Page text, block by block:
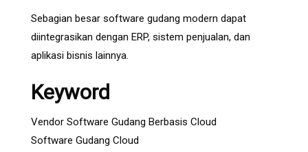
Sebagian besar software gudang modern dapat
diintegrasikan dengan ERP, sistem penjualan, dan
aplikasi bisnis lainnya.
Keyword
Vendor Software Gudang Berbasis Cloud
Software Gudang Cloud